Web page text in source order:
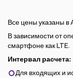
Все цены указаны в
В зависимости от
смартфоне как LTE.
Интервал расчета:
Для входящих и